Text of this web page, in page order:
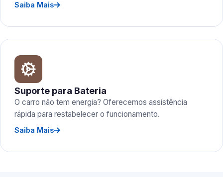
Saiba Mais
Suporte para Bateria
O carro não tem energia? Oferecemos assistência
rápida para restabelecer o funcionamento.
Saiba Mais